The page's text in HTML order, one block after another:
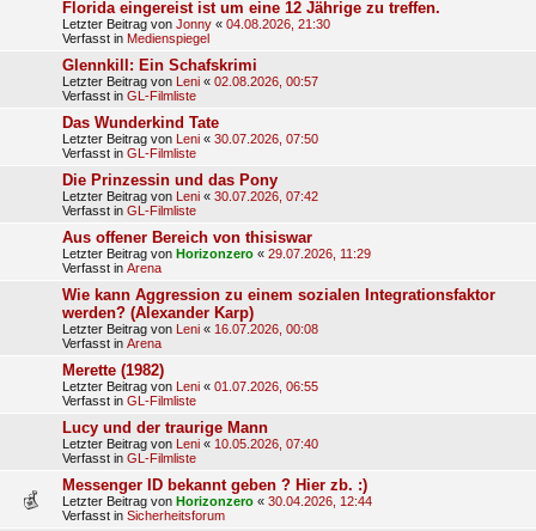
Florida eingereist ist um eine 12 Jährige zu treffen.
Letzter Beitrag von Jonny « 04.08.2026, 21:30
Verfasst in Medienspiegel
Glennkill: Ein Schafskrimi
Letzter Beitrag von Leni « 02.08.2026, 00:57
Verfasst in GL-Filmliste
Das Wunderkind Tate
Letzter Beitrag von Leni « 30.07.2026, 07:50
Verfasst in GL-Filmliste
Die Prinzessin und das Pony
Letzter Beitrag von Leni « 30.07.2026, 07:42
Verfasst in GL-Filmliste
Aus offener Bereich von thisiswar
Letzter Beitrag von Horizonzero « 29.07.2026, 11:29
Verfasst in Arena
Wie kann Aggression zu einem sozialen Integrationsfaktor
werden? (Alexander Karp)
Letzter Beitrag von Leni « 16.07.2026, 00:08
Verfasst in Arena
Merette (1982)
Letzter Beitrag von Leni « 01.07.2026, 06:55
Verfasst in GL-Filmliste
Lucy und der traurige Mann
Letzter Beitrag von Leni « 10.05.2026, 07:40
Verfasst in GL-Filmliste
Messenger ID bekannt geben ? Hier zb. :)
Letzter Beitrag von Horizonzero « 30.04.2026, 12:44
Verfasst in Sicherheitsforum